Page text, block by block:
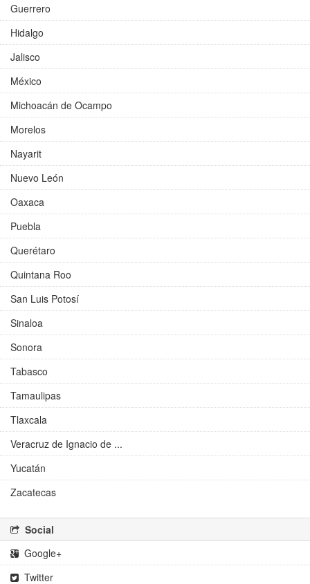
Guerrero
Hidalgo
Jalisco
México
Michoacán de Ocampo
Morelos
Nayarit
Nuevo León
Oaxaca
Puebla
Querétaro
Quintana Roo
San Luis Potosí
Sinaloa
Sonora
Tabasco
Tamaulipas
Tlaxcala
Veracruz de Ignacio de ...
Yucatán
Zacatecas
Social
Google+
Twitter